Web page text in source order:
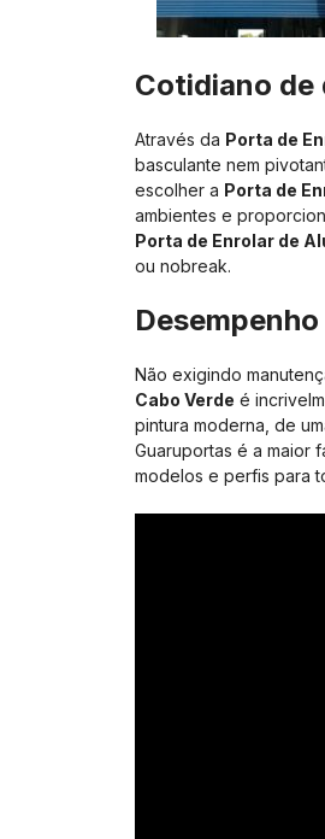
Cotidiano de
Através da Porta de
basculante nem
escolher a Porta de
ambientes e
Porta de Enrolar de
ou nobreak.
Desempenho
Não exigindo
Cabo Verde é
pintura moderna, de
Guaruportas é a maior
modelos e perfis para